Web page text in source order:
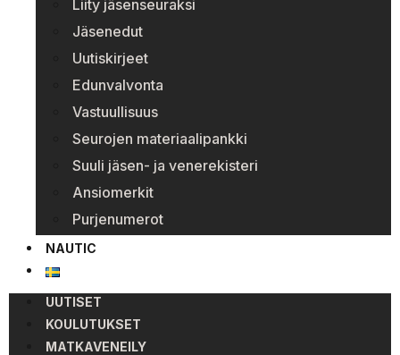
Liity jäsenseuraksi
Jäsenedut
Uutiskirjeet
Edunvalvonta
Vastuullisuus
Seurojen materiaalipankki
Suuli jäsen- ja venerekisteri
Ansiomerkit
Purjenumerot
NAUTIC
UUTISET
KOULUTUKSET
MATKAVENEILY